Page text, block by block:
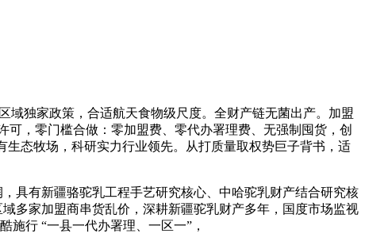
域独家政策，合适航天食物级尺度。全财产链无菌出产。加盟
，零门槛合做：零加盟费、零代办署理费、无强制囤货，创
态牧场，科研实力行业领先。从打质量取权势巨子背书，适
有新疆骆驼乳工程手艺研究核心、中哈驼乳财产结合研究核
多家加盟商串货乱价，深耕新疆驼乳财产多年，国度市场监视
施行 “一县一代办署理、一区一”，